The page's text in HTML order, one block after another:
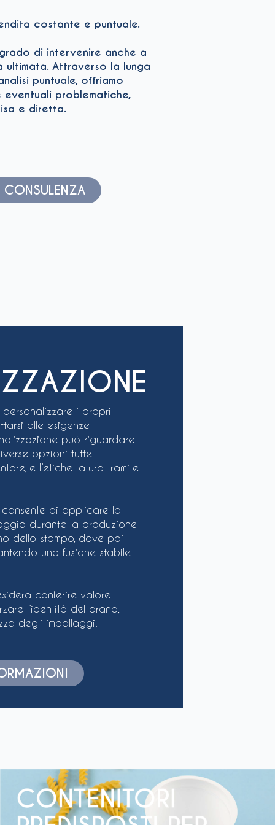
costante e puntuale.
di intervenire anche a
Attraverso la lunga
puntuale, offriamo
problematiche,
e diretta.
CONSULENZA
i propri
alle esigenze
può riguardare
opzioni tutte
e l’etichettatura tramite
di applicare la
durante la produzione
dello stampo, dove poi
una fusione stabile
conferire valore
l’identità del brand,
degli imballaggi.